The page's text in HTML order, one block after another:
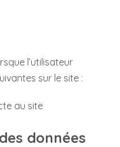
l’utilisateur
sur le site :
au site
données